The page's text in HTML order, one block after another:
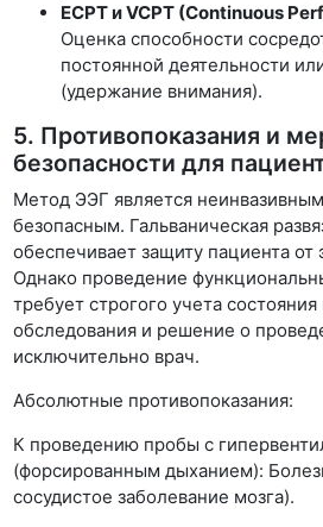
ECPT и VCPT (Continuous
Оценка способности
постоянной деятельности
(удержание внимания).
5. Противопоказания и
безопасности для
Метод ЭЭГ является
безопасным. Гальваническая
обеспечивает защиту пациента от
Однако проведение
требует строгого учета
обследования и решение о
исключительно врач.
Абсолютные противопоказания:
К проведению пробы с
(форсированным дыханием):
сосудистое заболевание мозга).